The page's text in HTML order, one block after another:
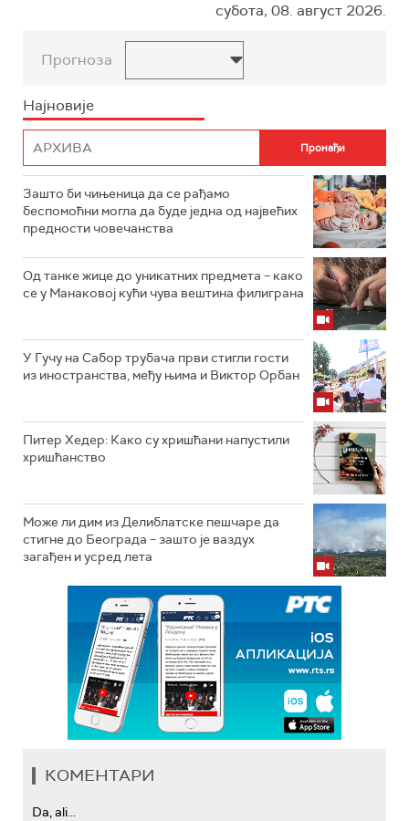
субота, 08. август 2026.
Прогноза
Најновије
Зашто би чињеница да се рађамо
беспомоћни могла да буде једна од највећих
предности човечанства
Од танке жице до уникатних предмета – како
се у Манаковој кући чува вештина филиграна
У Гучу на Сабор трубача први стигли гости
из иностранства, међу њима и Виктор Орбан
Питер Хедер: Како су хришћани напустили
хришћанство
Може ли дим из Делиблатске пешчаре да
стигне до Београда – зашто је ваздух
загађен и усред лета
КОМЕНТАРИ
Da, ali...